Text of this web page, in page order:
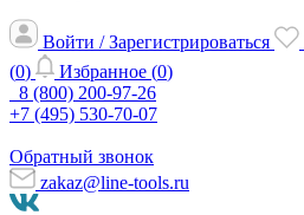
Войти / Зарегистрироваться
(0) Избранное (0)
8 (800) 200-97-26
+7 (495) 530-70-07
Обратный звонок
zakaz@line-tools.ru